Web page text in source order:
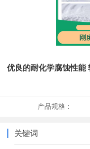
优良的耐化学腐蚀性能
产品规格：
关键词